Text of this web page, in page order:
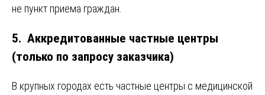
не пункт приема граждан.
5. Аккредитованные частные центры
(только по запросу заказчика)
В крупных городах есть частные центры с медицинской